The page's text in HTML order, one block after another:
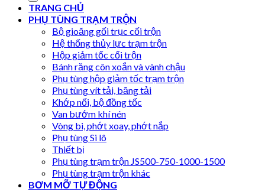
TRANG CHỦ
PHỤ TÙNG TRẠM TRỘN
Bộ gioăng gối trục cối trộn
Hệ thống thủy lực trạm trộn
Hộp giảm tốc cối trộn
Bánh răng côn xoắn và vành chậu
Phụ tùng hộp giảm tốc trạm trộn
Phụ tùng vít tải, băng tải
Khớp nối, bộ đồng tốc
Van bướm khí nén
Vòng bi, phớt xoay, phớt nắp
Phụ tùng Si lô
Thiết bị
Phụ tùng trạm trộn JS500-750-1000-1500
Phụ tùng trạm trộn khác
BƠM MỠ TỰ ĐỘNG